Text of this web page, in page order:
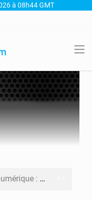
à 08h44 GMT
Fiscalité numérique : Seules les startups bénéficient de l’exonération, mais l’arrêté interministériel reste en vigueur (Mise au point)